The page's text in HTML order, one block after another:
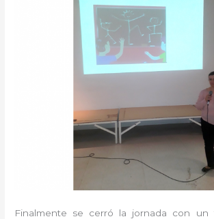
Finalmente se cerró la jornada con